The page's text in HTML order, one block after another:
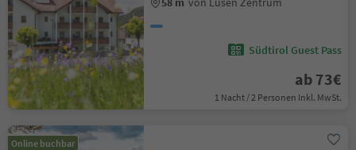
Südtirol Guest Pass
ab 73€
1 Nacht / 2 Personen Inkl. MwSt.
Online buchbar